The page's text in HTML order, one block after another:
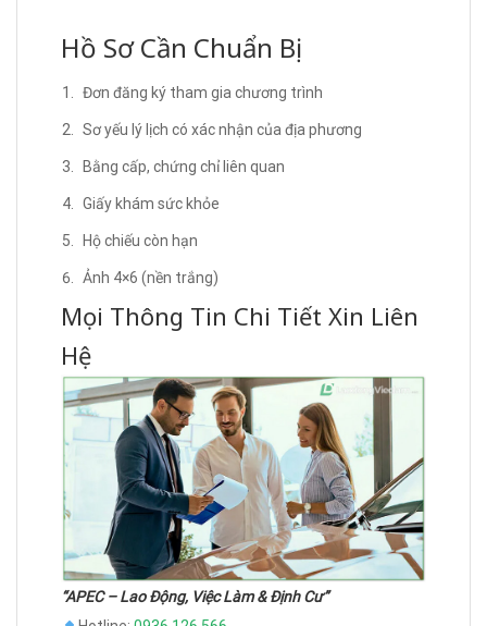
Hồ Sơ Cần Chuẩn Bị
Đơn đăng ký tham gia chương trình
Sơ yếu lý lịch có xác nhận của địa phương
Bằng cấp, chứng chỉ liên quan
Giấy khám sức khỏe
Hộ chiếu còn hạn
Ảnh 4×6 (nền trắng)
Mọi Thông Tin Chi Tiết Xin Liên
Hệ
“APEC – Lao Động, Việc Làm & Định Cư”